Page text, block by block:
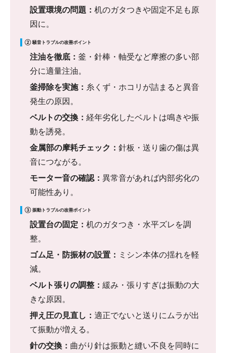
設置環境の問題： 机のガタつきや固定不足も原
因に。
② 騒音トラブルの改善ポイント
注油を徹底： 釜・針棒・軸受など摩擦の多い部
分に適量注油。
釜掃除を実施： 糸くず・ホコリが詰まると異音
発生の原因。
ベルトの交換： 経年劣化したベルトは鳴きや振
動を誘発。
金属部の摩耗チェック： 針板・送り歯の傷は異
音につながる。
モーター音の確認： 異常音があれば内部劣化の
可能性あり。
③ 振動トラブルの改善ポイント
設置台の固定： 机のガタつき・水平ズレを調
整。
ゴム足・防振材の設置： ミシン本体の揺れを軽
減。
ベルト張りの調整： 緩み・張りすぎは振動の大
きな原因。
押え圧の見直し： 適正でないと送りにムラが出
て振動が増える。
針の交換： 曲がり針は振動と縫い不良を同時に